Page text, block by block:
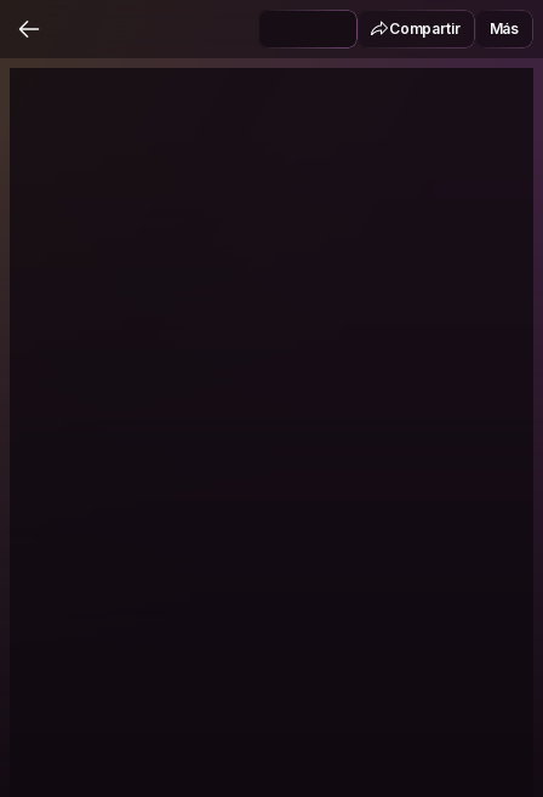
Compartir Más